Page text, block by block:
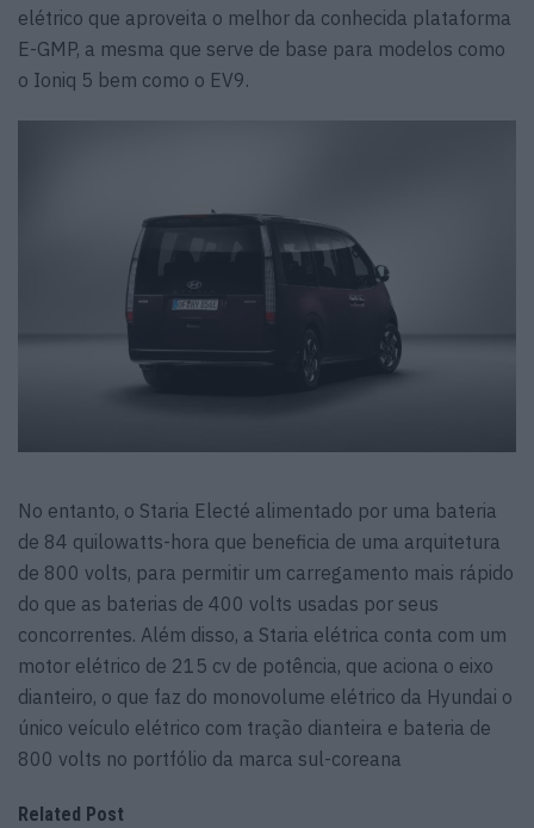
elétrico que aproveita o melhor da conhecida plataforma
E-GMP, a mesma que serve de base para modelos como
o Ioniq 5 bem como o EV9.
No entanto, o Staria Electé alimentado por uma bateria
de 84 quilowatts-hora que beneficia de uma arquitetura
de 800 volts, para permitir um carregamento mais rápido
do que as baterias de 400 volts usadas por seus
concorrentes. Além disso, a Staria elétrica conta com um
motor elétrico de 215 cv de potência, que aciona o eixo
dianteiro, o que faz do monovolume elétrico da Hyundai o
único veículo elétrico com tração dianteira e bateria de
800 volts no portfólio da marca sul-coreana
Related Post